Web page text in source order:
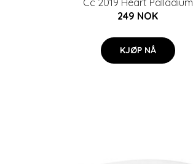
249 NOK
KJØP NÅ